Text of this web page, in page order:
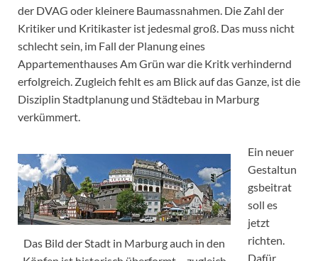
der DVAG oder kleinere Baumassnahmen. Die Zahl der
Kritiker und Kritikaster ist jedesmal groß. Das muss nicht
schlecht sein, im Fall der Planung eines
Appartementhauses Am Grün war die Kritk verhindernd
erfolgreich. Zugleich fehlt es am Blick auf das Ganze, ist die
Disziplin Stadtplanung und Städtebau in Marburg
verkümmert.
Das Bild der Stadt in Marburg auch in den
Ein neuer
Gestaltun
gsbeitrat
soll es
jetzt
richten.
Dafür